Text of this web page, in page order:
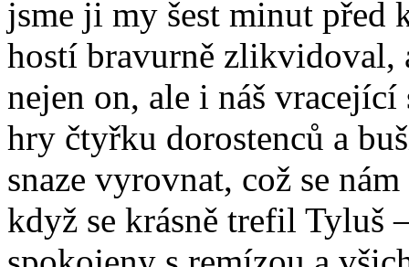
jsme ji my šest minut před
hostí bravurně zlikvidoval,
nejen on, ale i náš
hry čtyřku dorostenců a
snaze vyrovnat, což se
když se krásně trefil Tyluš